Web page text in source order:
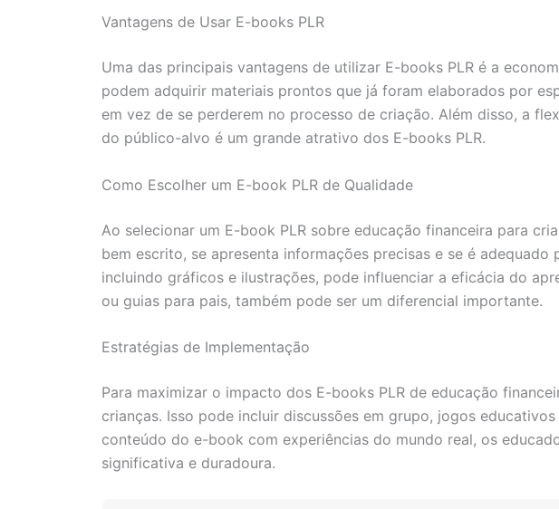
Vantagens de Usar E-books PLR
Uma das principais vantagens de utilizar E-books PLR é a
podem adquirir materiais prontos que já foram elaborados por
em vez de se perderem no processo de criação. Além disso, a
do público-alvo é um grande atrativo dos E-books PLR.
Como Escolher um E-book PLR de Qualidade
Ao selecionar um E-book PLR sobre educação financeira para
bem escrito, se apresenta informações precisas e se é
incluindo gráficos e ilustrações, pode influenciar a eficácia do
ou guias para pais, também pode ser um diferencial importante.
Estratégias de Implementação
Para maximizar o impacto dos E-books PLR de educação
crianças. Isso pode incluir discussões em grupo, jogos
conteúdo do e-book com experiências do mundo real, os
significativa e duradoura.